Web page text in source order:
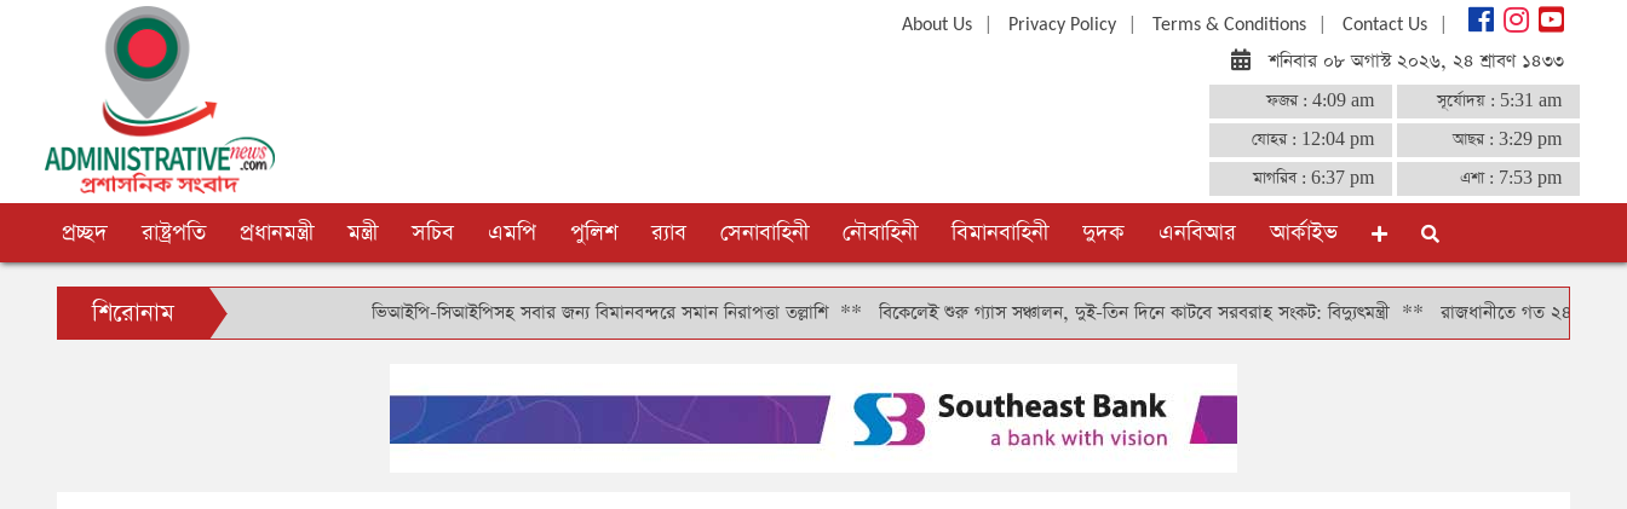
About Us| Privacy Policy| Terms & Conditions| Contact Us|
শনিবার ০৮ অগাস্ট ২০২৬, ২৪ শ্রাবণ ১৪৩৩
ফজর : 4:09 am সূর্যোদয় : 5:31 am
যোহর : 12:04 pm আছর : 3:29 pm
মাগরিব : 6:37 pm এশা : 7:53 pm
প্রচ্ছদ রাষ্ট্রপতি প্রধানমন্ত্রী মন্ত্রী সচিব এমপি পুলিশ র‍্যাব সেনাবাহিনী নৌবাহিনী বিমানবাহিনী দুদক এনবিআর আর্কাইভ
শিরোনাম ভিআইপি-সিআইপিসহ সবার জন্য বিমানবন্দরে সমান নিরাপত্তা তল্লাশি**বিকেলেই শুরু গ্যাস সঞ্চালন, দুই-তিন দিনে কাটবে সরবরাহ সংকট: বিদ্যুৎমন্ত্রী**রাজধানীতে গত ২৪ ঘণ্টায় গ্রেফতার